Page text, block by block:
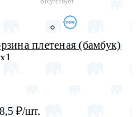
плетеная (бамбук)
₽/шт.